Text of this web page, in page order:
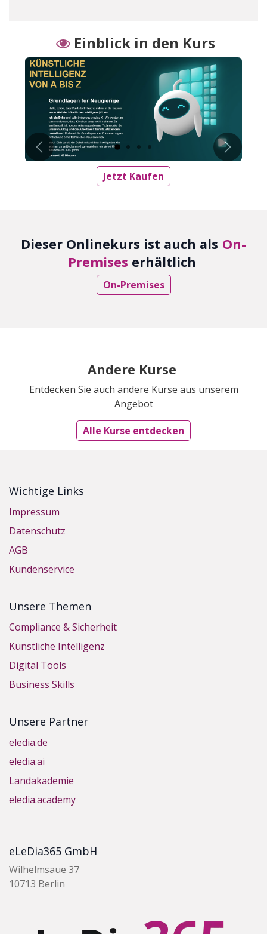
Einblick in den Kurs
Vorherig
Weiter
Jetzt Kaufen
Dieser Onlinekurs ist auch als On-
Premises erhältlich
On-Premises
Andere Kurse
Entdecken Sie auch andere Kurse aus unserem
Angebot
Alle Kurse entdecken
Wichtige Links
Impressum
Datenschutz
AGB
Kundenservice
Unsere Themen
Compliance & Sicherheit
Künstliche Intelligenz
Digital Tools
Business Skills
Unsere Partner
eledia.de
eledia.ai
Landakademie
eledia.academy
eLeDia365 GmbH
Wilhelmsaue 37
10713 Berlin